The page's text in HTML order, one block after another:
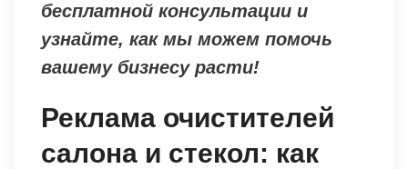
бесплатной консультации и
узнайте, как мы можем помочь
вашему бизнесу расти!
Реклама очистителей
салона и стекол: как